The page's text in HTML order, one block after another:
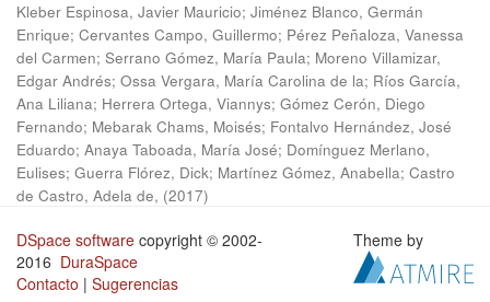
Kleber Espinosa, Javier Mauricio; Jiménez Blanco, Germán
Enrique; Cervantes Campo, Guillermo; Pérez Peñaloza, Vanessa
del Carmen; Serrano Gómez, María Paula; Moreno Villamizar,
Edgar Andrés; Ossa Vergara, María Carolina de la; Ríos García,
Ana Liliana; Herrera Ortega, Viannys; Gómez Cerón, Diego
Fernando; Mebarak Chams, Moisés; Fontalvo Hernández, José
Eduardo; Anaya Taboada, María José; Domínguez Merlano,
Eulises; Guerra Flórez, Dick; Martínez Gómez, Anabella; Castro
de Castro, Adela de, (2017)
DSpace software copyright © 2002-
2016 DuraSpace
Contacto | Sugerencias
Theme by